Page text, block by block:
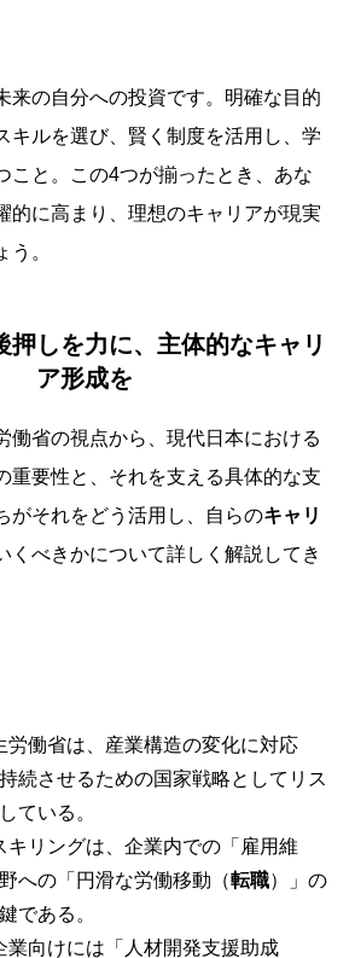
来の自分への投資です。明確な目的
キルを選び、賢く制度を活用し、学
こと。この4つが揃ったとき、あな
的に高まり、理想のキャリアが現実
。
押しを力に、主体的なキャリ
ア形成を
働省の視点から、現代日本における
重要性と、それを支える具体的な支
がそれをどう活用し、自らのキャリ
くべきかについて詳しく解説してき
労働省は、産業構造の変化に対応
続させるための国家戦略としてリス
ている。
キリングは、企業内での「雇用維
への「円滑な労働移動（転職）」の
である。
業向けには「人材開発支援助成